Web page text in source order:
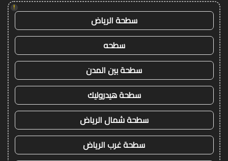
!
سطحة الرياض
سطحه
سطحة بين المدن
سطحة هيدروليك
سطحة شمال الرياض
سطحة غرب الرياض